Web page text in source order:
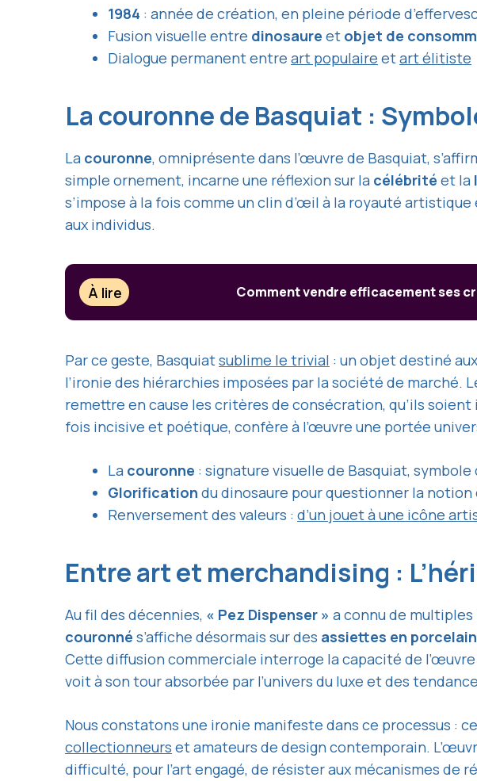
1984 : année de création, en pleine période
Fusion visuelle entre dinosaure et objet de
Dialogue permanent entre art populaire etart élitiste
La couronne de Basquiat :
La couronne, omniprésente dans l’œuvre de Basquiat,
simple ornement, incarne une réflexion sur la célébrité et la
s’impose à la fois comme un clin d’œil à la royauté
aux individus.
À lire Comment vendre efficacement ses
Par ce geste, Basquiatsublime le trivial : un objet destiné
l’ironie des hiérarchies imposées par la société de
remettre en cause les critères de consécration, qu’ils
fois incisive et poétique, confère à l’œuvre une portée
La couronne : signature visuelle de Basquiat, symbole
Glorification du dinosaure pour questionner la
Renversement des valeurs : d’un jouet à une icône
Entre art et merchandising :
Au fil des décennies, « Pez Dispenser » a connu de
couronné s’affiche désormais sur des assiettes en
Cette diffusion commerciale interroge la capacité de
voit à son tour absorbée par l’univers du luxe et des
Nous constatons une ironie manifeste dans ce processus :
collectionneurs et amateurs de design contemporain.
difficulté, pour l’art engagé, de résister aux mécanismes de